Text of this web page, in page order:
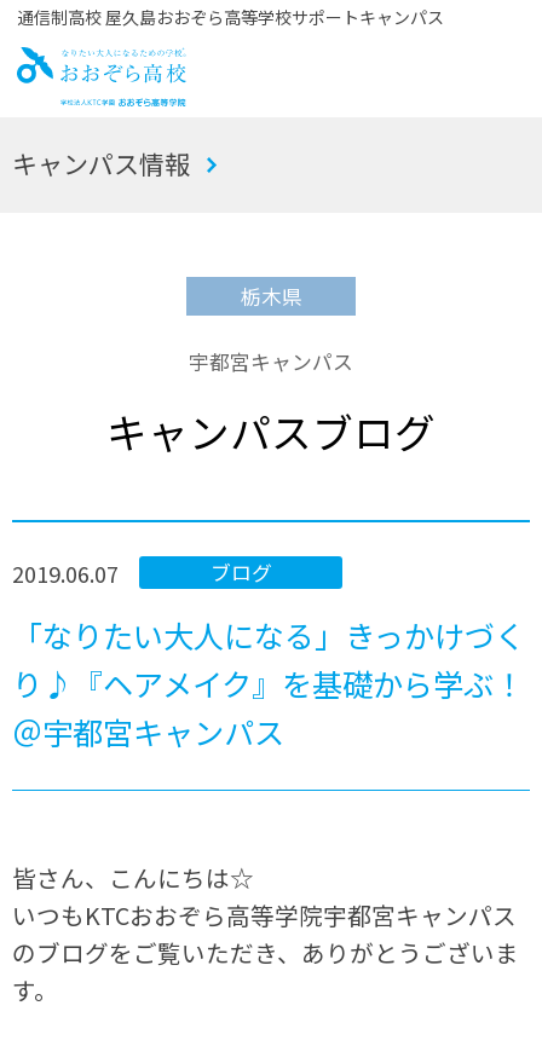
通信制高校 屋久島おおぞら高等学校サポートキャンパス
お
キャンパス情報
栃木県
宇都宮キャンパス
キャンパスブログ
ブログ
2019.06.07
「なりたい大人になる」きっかけづく
り♪『ヘアメイク』を基礎から学ぶ！
＠宇都宮キャンパス
皆さん、こんにちは☆
いつもKTCおおぞら高等学院宇都宮キャンパス
のブログをご覧いただき、ありがとうございま
す。